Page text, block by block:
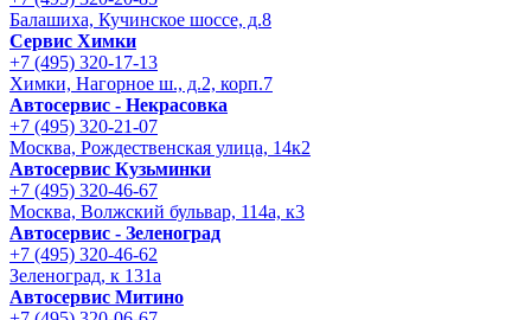
Балашиха, Кучинское шоссе, д.8
Сервис Химки
+7 (495) 320-17-13
Химки, Нагорное ш., д.2, корп.7
Автосервис - Некрасовка
+7 (495) 320-21-07
Москва, Рождественская улица, 14к2
Автосервис Кузьминки
+7 (495) 320-46-67
Москва, Волжский бульвар, 114а, к3
Автосервис - Зеленоград
+7 (495) 320-46-62
Зеленоград, к 131а
Автосервис Митино